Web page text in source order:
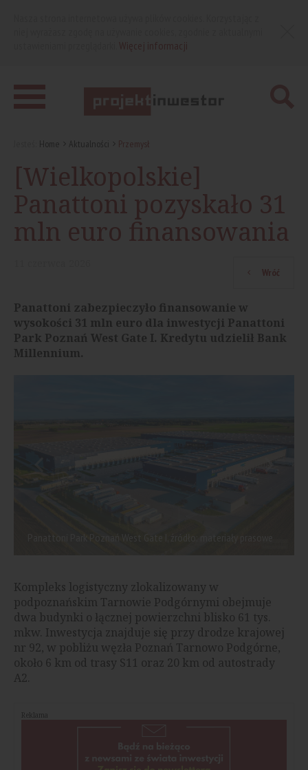
Home Aktualności Przemysł
[Wielkopolskie]
Panattoni pozyskało 31
mln euro finansowania
Wróć
Panattoni zabezpieczyło finansowanie w
wysokości 31 mln euro dla inwestycji Panattoni
Park Poznań West Gate I. Kredytu udzielił Bank
Millennium.
Kompleks logistyczny zlokalizowany w
podpoznańskim Tarnowie Podgórnymi obejmuje
dwa budynki o łącznej powierzchni blisko 61 tys.
mkw. Inwestycja znajduje się przy drodze krajowej
nr 92, w pobliżu węzła Poznań Tarnowo Podgórne,
około 6 km od trasy S11 oraz 20 km od autostrady
A2.
Reklama